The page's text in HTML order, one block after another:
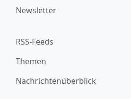
Newsletter
RSS-Feeds
Themen
Nachrichtenüberblick